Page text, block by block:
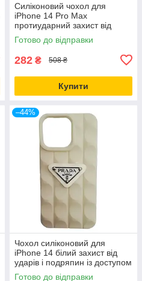
Силіконовий чохол для
iPhone 14 Pro Max
протиударний захист від
падінь колір Білий
Готово до відправки
282 ₴ 508 ₴
Купити
–44%
Чохол силіконовий для
iPhone 14 білий захист від
ударів і подряпин із доступом
до кнопок
Готово до відправки